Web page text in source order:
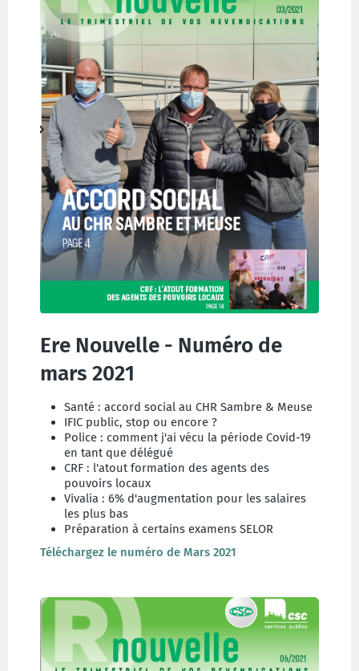
Ere Nouvelle - Numéro de
mars 2021
Santé : accord social au CHR Sambre & Meuse
IFIC public, stop ou encore ?
Police : comment j'ai vécu la période Covid-19
en tant que délégué
CRF : l'atout formation des agents des
pouvoirs locaux
Vivalia : 6% d'augmentation pour les salaires
les plus bas
Préparation à certains examens SELOR
Téléchargez le numéro de Mars 2021